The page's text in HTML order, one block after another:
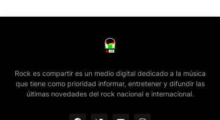
Rock es compartir es un medio digital dedicado a la música
que tiene como prioridad informar, entretener y difundir las
últimas novedades del rock nacional e internacional.